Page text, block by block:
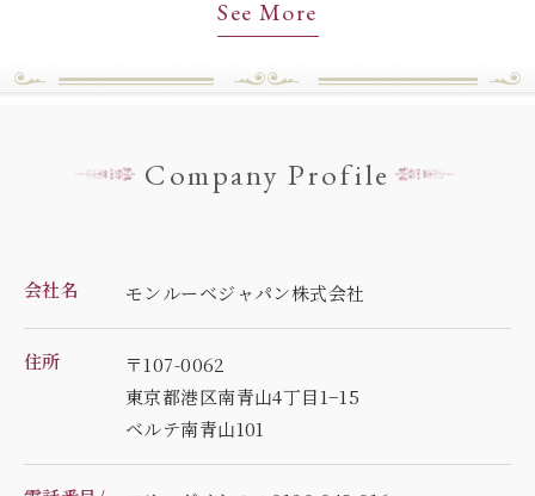
See More
Company Profile
会社名 モンルーベジャパン株式会社
住所
〒107-0062
東京都港区南青山4丁目1−15
ベルテ南青山101